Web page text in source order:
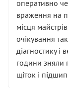
оперативно
враження на
місця
очікування
діагностику і
години зняли
щіток і